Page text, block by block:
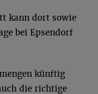
kann dort sowie
bei Epsendorf
künftig
die richtige